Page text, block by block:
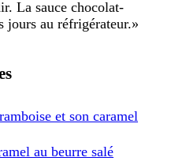
La sauce chocolat-
jours au réfrigérateur.»
et son caramel
au beurre salé